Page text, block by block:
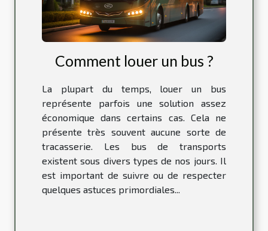
Comment louer un bus ?
La plupart du temps, louer un bus
représente parfois une solution assez
économique dans certains cas. Cela ne
présente très souvent aucune sorte de
tracasserie. Les bus de transports
existent sous divers types de nos jours. Il
est important de suivre ou de respecter
quelques astuces primordiales...